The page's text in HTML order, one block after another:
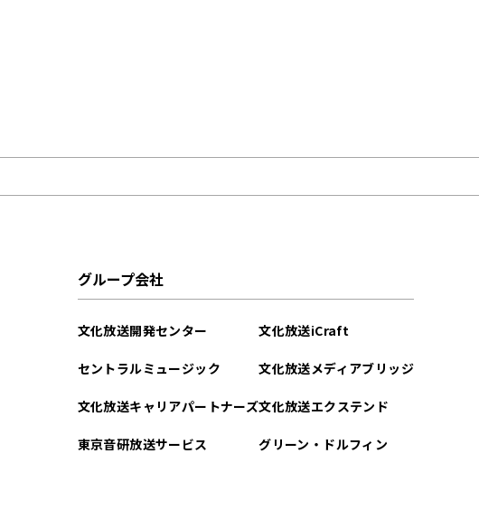
グループ会社
文化放送開発センター
セントラルミュージック
文化放送キャリアパートナーズ
東京音研放送サービス
文化放送iCraft
文化放送メディアブリッジ
文化放送エクステンド
グリーン・ドルフィン